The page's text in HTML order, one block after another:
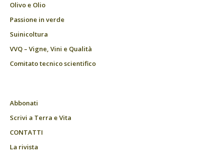
Olivo e Olio
Passione in verde
Suinicoltura
VVQ – Vigne, Vini e Qualità
Comitato tecnico scientifico
Abbonati
Scrivi a Terra e Vita
CONTATTI
La rivista